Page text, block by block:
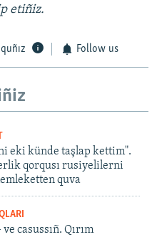
etiñiz.
Follow us
eki künde taşlap kettim".
qorqusı rusiyelilerni
quva
casussıñ. Qırım